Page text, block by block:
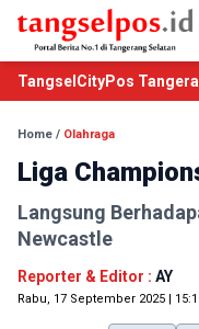
TangselCityPos
Home / Olahraga
Liga
Langsung
Newcastle
Reporter & Editor : AY
Rabu, 17 September 2025 |